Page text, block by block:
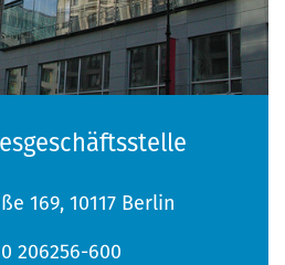
169, 10117 Berlin
206256-600